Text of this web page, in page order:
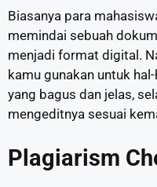
Biasanya para
memindai sebuah
menjadi format digital.
kamu gunakan untuk
yang bagus dan jelas,
mengeditnya sesuai
Plagiarism